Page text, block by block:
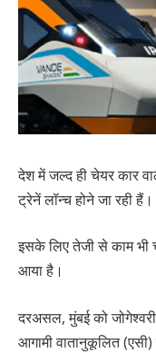
देश में जल्द ही चेयर कार
ट्रेनें लॉन्च होने जा रही हैं।
इसके लिए तेजी से काम
आया है।
दरअसल, मुंबई को
आगामी वातानुकूलित